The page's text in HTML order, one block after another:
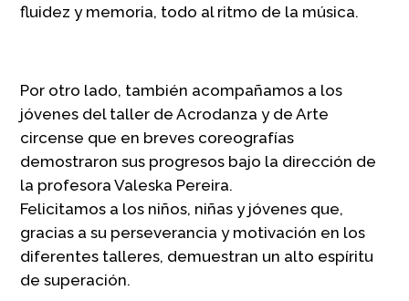
fluidez y memoria, todo al ritmo de la música.
Por otro lado, también acompañamos a los
jóvenes del taller de Acrodanza y de Arte
circense que en breves coreografías
demostraron sus progresos bajo la dirección de
la profesora Valeska Pereira.
Felicitamos a los niños, niñas y jóvenes que,
gracias a su perseverancia y motivación en los
diferentes talleres, demuestran un alto espíritu
de superación.